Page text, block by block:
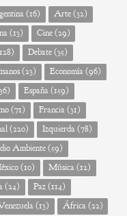
(16) Arte(32)
(13) Cine(29)
Debate(35)
(23) Economía(96)
España(159)
(71) Francia(31)
(220) Izquierda(78)
Ambiente(59)
(10) Música(12)
(24) Paz(114)
(13) África(22)